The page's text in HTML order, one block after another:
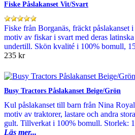
Fiske Påslakanset Vit/Svart
Fiske från Borganäs, fräckt påslakanset
motiv av fiskar i svart med deras
undertill. Skön kvalité i 100% bomull,
235 kr
Busy Tractors Påslakanset Beige/Grön
Kul påslakanset till barn från Nina
motiv av traktorer, lastare och andra
gult. Tillverkat i 100% bomull. Storlek:
Läs mer...